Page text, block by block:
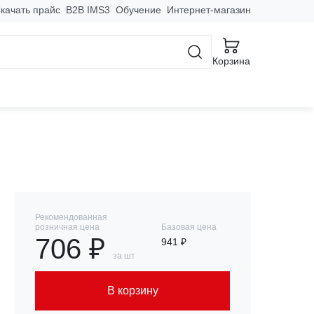
прайс B2B IMS3 Обучение Интернет-магазин
Корзина
6кА без теплового
Рекомендованная
розничная цена
706 ₽ за шт
Базовая цена
941 ₽
В корзину